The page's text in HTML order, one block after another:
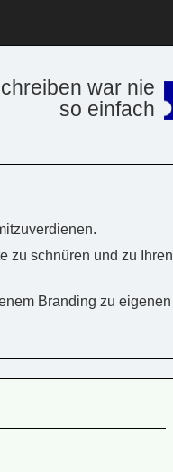
war nie
so einfach
zu schnüren und zu Ihren
Branding zu eigenen